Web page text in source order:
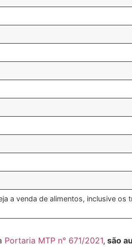
a venda de alimentos, inclusive os
Portaria MTP n° 671/2021, são